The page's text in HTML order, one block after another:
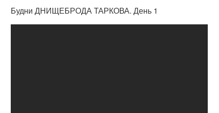
Будни ДНИЩЕБРОДА ТАРКОВА. День 1